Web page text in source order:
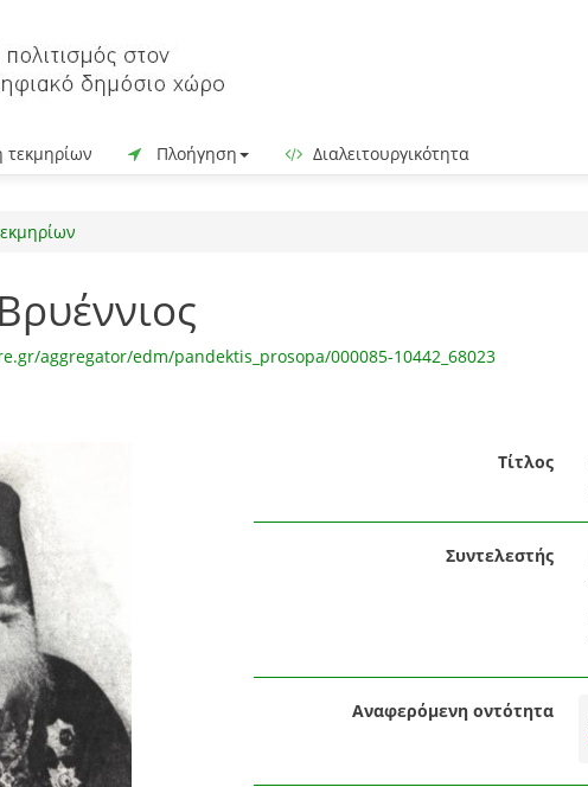
Πλοήγηση Διαλειτουργικότητα
aggregator/edm/pandektis_prosopa/000085-10442_68023
Τίτλος
Συντελεστής
Αναφερόμενη οντότητα